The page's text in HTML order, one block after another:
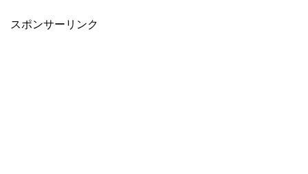
スポンサーリンク